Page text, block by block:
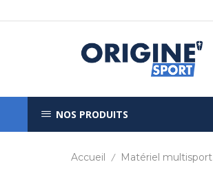
NOS PRODUITS
Accueil / Matériel multisport